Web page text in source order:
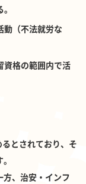
動（不法就労な
資格の範囲内で活
とされており、そ
、治安・インフ